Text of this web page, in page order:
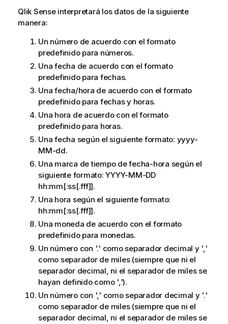
Qlik Senseinterpretará los datos de la siguiente
manera:
Un número de acuerdo con el formato
predefinido para números.
Una fecha de acuerdo con el formato
predefinido para fechas.
Una fecha/hora de acuerdo con el formato
predefinido para fechas y horas.
Una hora de acuerdo con el formato
predefinido para horas.
Una fecha según el siguiente formato: yyyy-
MM-dd.
Una marca de tiempo de fecha-hora según el
siguiente formato:YYYY-MM-DD
hh:mm[:ss[.fff]].
Una hora según el siguiente formato:
hh:mm[:ss[.fff]].
Una moneda de acuerdo con el formato
predefinido para monedas.
Un número con '.' como separador decimal y ','
como separador de miles (siempre que ni el
separador decimal, ni el separador de miles se
hayan definido como ',').
Un número con ',' como separador decimal y '.'
como separador de miles (siempre que ni el
separador decimal, ni el separador de miles se